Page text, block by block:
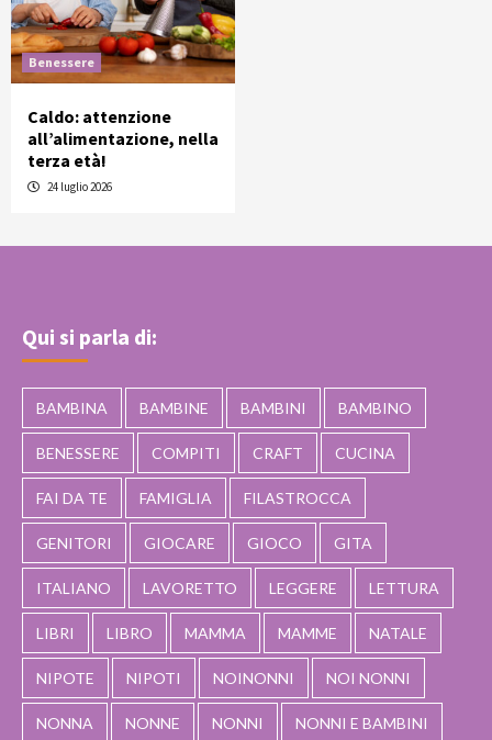
Benessere
Caldo: attenzione
all’alimentazione, nella
terza età!
24 luglio 2026
Qui si parla di:
BAMBINA BAMBINE BAMBINI BAMBINO
BENESSERE COMPITI CRAFT CUCINA
FAI DA TE FAMIGLIA FILASTROCCA
GENITORI GIOCARE GIOCO GITA
ITALIANO LAVORETTO LEGGERE LETTURA
LIBRI LIBRO MAMMA MAMME NATALE
NIPOTE NIPOTI NOINONNI NOI NONNI
NONNA NONNE NONNI NONNI E BAMBINI